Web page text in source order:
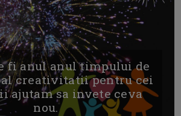
fi anul anul timpului de
creativitatii pentru cei
ajutam sa invete ceva
nou.